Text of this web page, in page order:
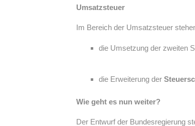
Umsatzsteuer
Im Bereich der Umsatzsteuer
die Umsetzung der zweiten
die Erweiterung der
Wie geht es nun weiter?
Der Entwurf der Bundesregierung